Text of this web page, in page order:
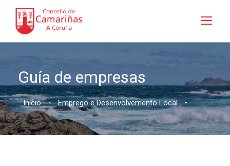
Guía de empresas
Inicio • Emprego e Desenvolvemento Local •